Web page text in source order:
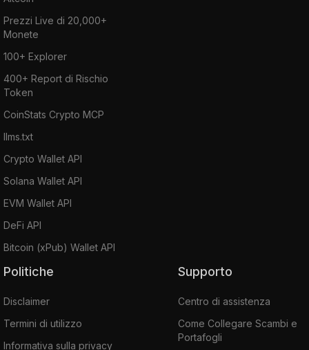
Prezzi Live di 20,000+
Monete
100+ Explorer
400+ Report di Rischio
Token
CoinStats Crypto MCP
llms.txt
Crypto Wallet API
Solana Wallet API
EVM Wallet API
DeFi API
Bitcoin (xPub) Wallet API
Politiche
Disclaimer
Termini di utilizzo
Informativa sulla privacy
Supporto
Centro di assistenza
Come Collegare Scambi e
Portafogli